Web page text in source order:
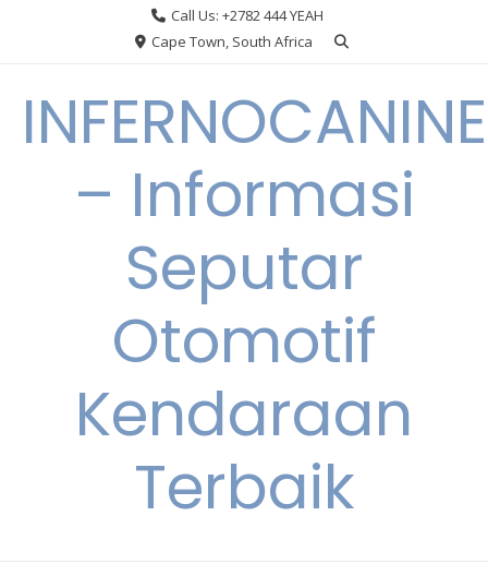
Call Us: +2782 444 YEAH
Cape Town, South Africa
INFERNOCANINE
– Informasi
Seputar
Otomotif
Kendaraan
Terbaik